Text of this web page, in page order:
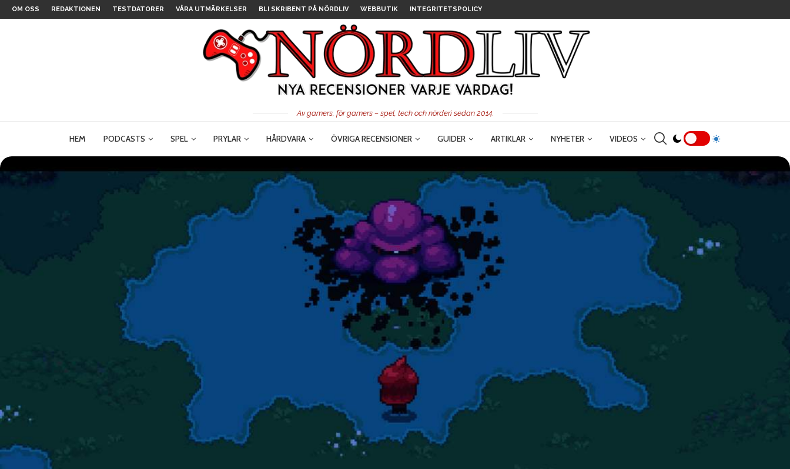
OM OSS REDAKTIONEN TESTDATORER VÅRA UTMÄRKELSER BLI SKRIBENT PÅ NÖRDLIV WEBBUTIK INTEGRITETSPOLICY
Av gamers, för gamers – spel, tech och nörderi sedan 2014.
HEM PODCASTS SPEL PRYLAR HÅRDVARA ÖVRIGA RECENSIONER GUIDER ARTIKLAR NYHETER VIDEOS